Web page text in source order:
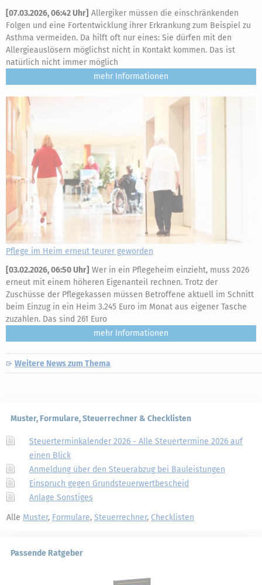
[07.03.2026, 06:42 Uhr] Allergiker müssen die einschränkenden
Folgen und eine Fortentwicklung ihrer Erkrankung zum Beispiel zu
Asthma vermeiden. Da hilft oft nur eines: Sie dürfen mit den
Allergieauslösern möglichst nicht in Kontakt kommen. Das ist
natürlich nicht immer möglich
mehr
Pflege im Heim erneut teurer geworden
[03.02.2026, 06:50 Uhr] Wer in ein Pflegeheim einzieht, muss 2026
erneut mit einem höheren Eigenanteil rechnen. Trotz der
Zuschüsse der Pflegekassen müssen Betroffene aktuell im Schnitt
beim Einzug in ein Heim 3.245 Euro im Monat aus eigener Tasche
zuzahlen. Das sind 261 Euro
mehr
Weitere News zum Thema
Muster, Formulare, Steuerrechner & Checklisten
Steuerterminkalender 2026 - Alle Steuertermine 2026 auf
einen Blick
Anmeldung über den Steuerabzug bei Bauleistungen
Einspruch gegen Grundsteuerwertbescheid
Anlage Sonstiges
Alle Muster, Formulare, Steuerrechner, Checklisten
Passende Ratgeber